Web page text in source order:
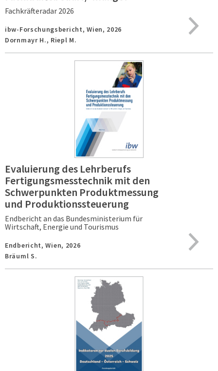
Fachkräfteradar 2026
ibw-Forschungsbericht,Wien, 2026
Dornmayr H., Riepl M.
Evaluierung des Lehrberufs
Fertigungsmesstechnik mit den
Schwerpunkten Produktmessung
und Produktionssteuerung
Endbericht an das Bundesministerium für
Wirtschaft, Energie und Tourismus
Endbericht,Wien, 2026
Bräuml S.